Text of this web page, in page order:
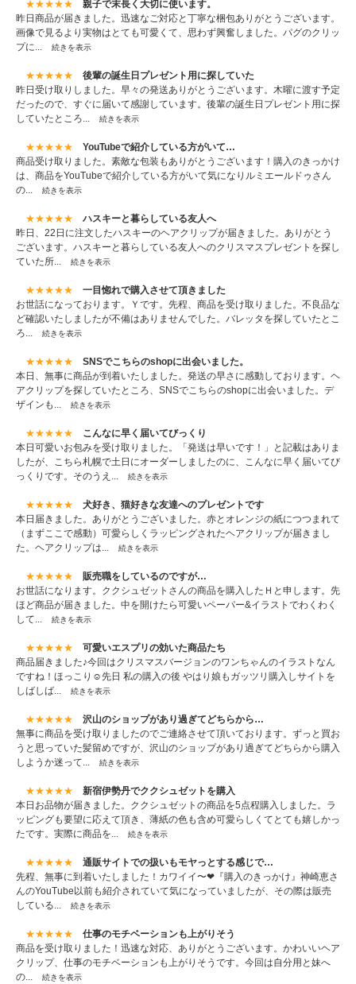
★★★★★
親子で末長く大切に使います。
昨日商品が届きました。迅速なご対応と丁寧な梱包ありがとうございます。
画像で見るより実物はとても可愛くて、思わず興奮しました。パグのクリッ
プに...
続きを表示
★★★★★
後輩の誕生日プレゼント用に探していた
昨日受け取りしました。早々の発送ありがとうございます。木曜に渡す予定
だったので、すぐに届いて感謝しています。後輩の誕生日プレゼント用に探
していたところ...
続きを表示
★★★★★
YouTubeで紹介している方がいて…
商品受け取りました。素敵な包装もありがとうございます！購入のきっかけ
は、商品をYouTubeで紹介している方がいて気になりルミエールドゥさん
の...
続きを表示
★★★★★
ハスキーと暮らしている友人へ
昨日、22日に注文したハスキーのヘアクリップが届きました。ありがとう
ございます。ハスキーと暮らしている友人へのクリスマスプレゼントを探し
ていた所...
続きを表示
★★★★★
一目惚れで購入させて頂きました
お世話になっております。Ｙです。先程、商品を受け取りました。不良品な
ど確認いたしましたが不備はありませんでした。バレッタを探していたとこ
ろ...
続きを表示
★★★★★
SNSでこちらのshopに出会いました。
本日、無事に商品が到着いたしました。発送の早さに感動しております。ヘ
アクリップを探していたところ、SNSでこちらのshopに出会いました。デ
ザインも...
続きを表示
★★★★★
こんなに早く届いてびっくり
本日可愛いお包みを受け取りました。「発送は早いです！」と記載はありま
したが、こちら札幌で土日にオーダーしましたのに、こんなに早く届いてび
っくりです。そのうえ...
続きを表示
★★★★★
犬好き、猫好きな友達へのプレゼントです
本日届きました。ありがとうございました。赤とオレンジの紙につつまれて
（まずここで感動）可愛らしくラッピングされたヘアクリップが届きまし
た。ヘアクリップは...
続きを表示
★★★★★
販売職をしているのですが…
お世話になります。ククシュゼットさんの商品を購入したＨと申します。先
ほど商品が届きました。中を開けたら可愛いペーパー&イラストでわくわく
して...
続きを表示
★★★★★
可愛いエスプリの効いた商品たち
商品届きました♪今回はクリスマスバージョンのワンちゃんのイラストなん
ですね！ほっこり☺️先日 私の購入の後 やはり娘もガッツリ購入しサイトを
しばしば...
続きを表示
★★★★★
沢山のショップがあり過ぎてどちらから…
無事に商品を受け取りましたのでご連絡させて頂いております。ずっと買お
うと思っていた髪留めですが、沢山のショップがあり過ぎてどちらから購入
しようか迷って...
続きを表示
★★★★★
新宿伊勢丹でククシュゼットを購入
本日お品物が届きました。ククシュゼットの商品を5点程購入しました。ラ
ッピングも要望に応えて頂き、薄紙の色も含め可愛らしくてとても嬉しかっ
たです。実際に商品を...
続きを表示
★★★★★
通販サイトでの扱いもモヤっとする感じで…
先程、無事に到着いたしました！カワイイ〜❤『購入のきっかけ』神崎恵さ
んのYouTube以前も紹介されていて気になっていましたが、その際は販売
している...
続きを表示
★★★★★
仕事のモチベーションも上がりそう
商品を受け取りました！迅速な対応、ありがとうございます。かわいいヘア
クリップ、仕事のモチベーションも上がりそうです。今回は自分用と妹へ
の...
続きを表示